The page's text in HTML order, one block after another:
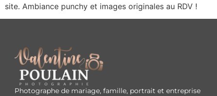
site. Ambiance punchy et images originales au RDV !
Photographe de mariage, famille, portrait et entreprise